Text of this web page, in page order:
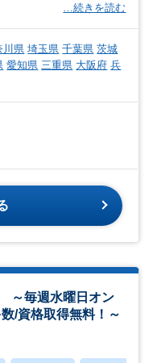
…続きを読む
川県 埼玉県 千葉県 茨城
愛知県 三重県 大阪府 兵
～毎週水曜日オン
/資格取得無料！～